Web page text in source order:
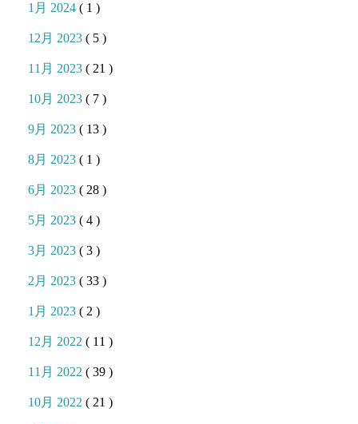
1月 2024( 1 )
12月 2023( 5 )
11月 2023( 21 )
10月 2023( 7 )
9月 2023( 13 )
8月 2023( 1 )
6月 2023( 28 )
5月 2023( 4 )
3月 2023( 3 )
2月 2023( 33 )
1月 2023( 2 )
12月 2022( 11 )
11月 2022( 39 )
10月 2022( 21 )